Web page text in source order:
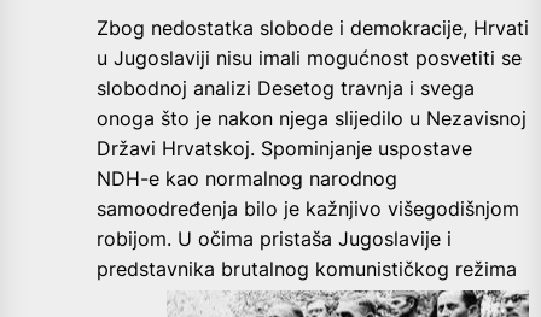
Zbog nedostatka slobode i demokracije, Hrvati
u Jugoslaviji nisu imali mogućnost posvetiti se
slobodnoj analizi Desetog travnja i svega
onoga što je nakon njega slijedilo u Nezavisnoj
Državi Hrvatskoj. Spominjanje uspostave
NDH-e kao normalnog narodnog
samoodređenja bilo je kažnjivo višegodišnjom
robijom. U očima pristaša Jugoslavije i
predstavnika brutalnog komunističkog režima